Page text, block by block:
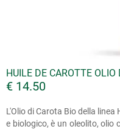
HUILE DE CAROTTE OLIO
€ 14.50
L'Olio di Carota Bio della
e biologico, è un oleolito, olio